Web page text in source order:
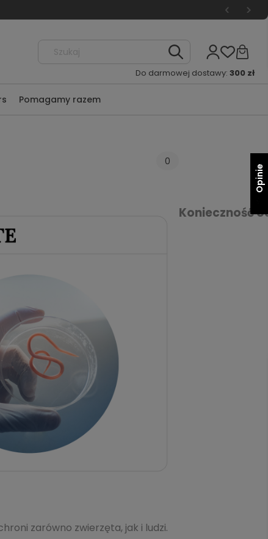
Do darmowej dostawy: 300 zł
Pomagamy razem
0
Konieczność
zarówno zwierzęta, jak i ludzi.
Opinie